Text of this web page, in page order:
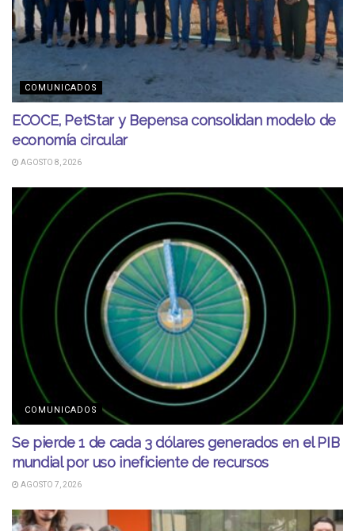
COMUNICADOS
ECOCE, PetStar y Bepensa consolidan modelo de
economía circular
AGOSTO 8, 2026
COMUNICADOS
Se pierde 1 de cada 3 dólares generados en el PIB
mundial por uso ineficiente de recursos
AGOSTO 7, 2026